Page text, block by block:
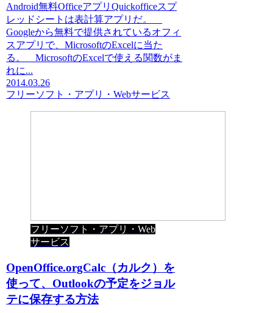
Android無料OfficeアプリQuickofficeスプ
レッドシートは表計算アプリだ。
Googleから無料で提供されているオフィ
スアプリで、MicrosoftのExcelに当た
る。 MicrosoftのExcelで使える関数がま
れに...
2014.03.26
フリーソフト・アプリ・Webサービス
フリーソフト・アプリ・Web
サービス
OpenOffice.orgCalc（カルク）を
使って、Outlookの予定をジョル
テに保存する方法